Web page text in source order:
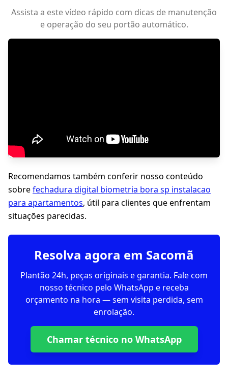
Assista a este vídeo rápido com dicas de manutenção
e operação do seu portão automático.
Recomendamos também conferir nosso conteúdo
sobrefechadura digital biometria bora sp instalacao
para apartamentos, útil para clientes que enfrentam
situações parecidas.
Resolva agora em Sacomã
Plantão 24h, peças originais e garantia. Fale com
nosso técnico pelo WhatsApp e receba
orçamento na hora — sem visita perdida, sem
enrolação.
Chamar técnico no WhatsApp